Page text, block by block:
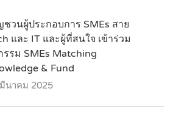
ชวนผู้ประกอบการ SMEs สาย
และ IT และผู้ที่สนใจ เข้าร่วม
รรม SMEs Matching
& Fund
นาคม 2025